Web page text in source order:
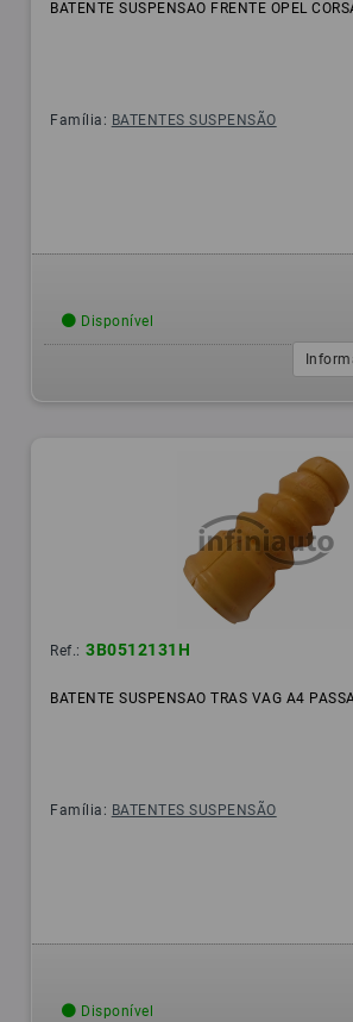
BATENTE SUSPENSAO FRENTE OPEL
Família: BATENTES SUSPENSÃO
Disponível
Ref.: 3B0512131H
BATENTE SUSPENSAO TRAS VAG A4
Família: BATENTES SUSPENSÃO
Disponível